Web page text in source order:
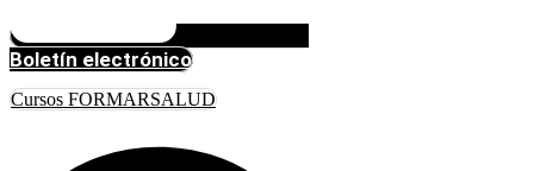
Boletín electrónico
Cursos FORMARSALUD